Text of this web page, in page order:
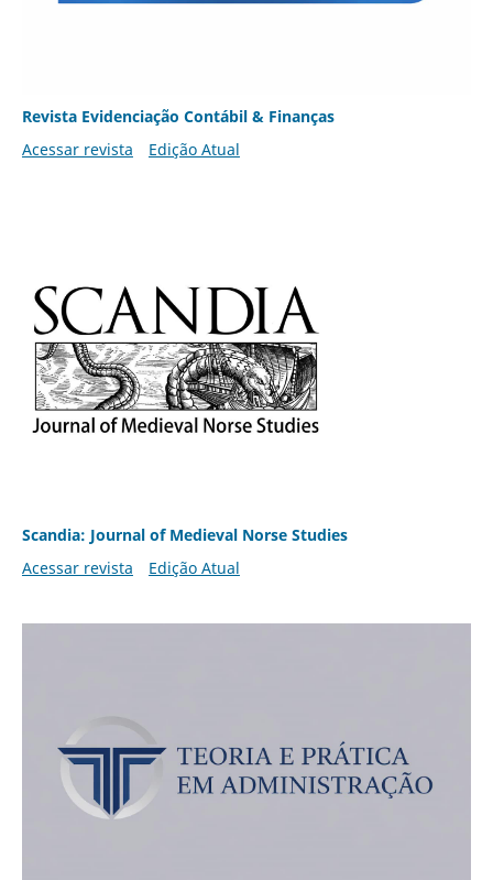
Revista Evidenciação Contábil & Finanças
Acessar revista
Edição Atual
Scandia: Journal of Medieval Norse Studies
Acessar revista
Edição Atual